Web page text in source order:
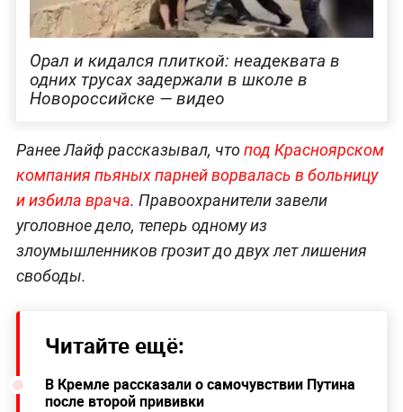
Орал и кидался плиткой: неадеквата в
одних трусах задержали в школе в
Новороссийске — видео
Ранее Лайф рассказывал, чтопод Красноярском
компания пьяных парней ворвалась в больницу
и избила врача. Правоохранители завели
уголовное дело, теперь одному из
злоумышленников грозит до двух лет лишения
свободы.
Читайте ещё:
В Кремле рассказали о самочувствии Путина
после второй прививки